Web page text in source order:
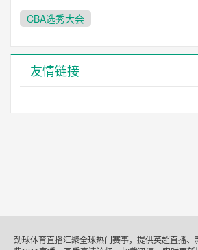
CBA选秀大会
友情链接
劲球体育直播汇聚全球热门赛事，提供英超直播